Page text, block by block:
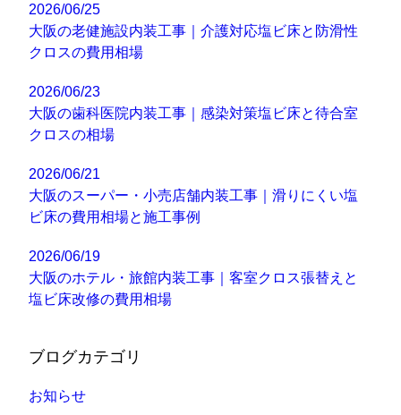
2026/06/25
大阪の老健施設内装工事｜介護対応塩ビ床と防滑性
クロスの費用相場
2026/06/23
大阪の歯科医院内装工事｜感染対策塩ビ床と待合室
クロスの相場
2026/06/21
大阪のスーパー・小売店舗内装工事｜滑りにくい塩
ビ床の費用相場と施工事例
2026/06/19
大阪のホテル・旅館内装工事｜客室クロス張替えと
塩ビ床改修の費用相場
ブログカテゴリ
お知らせ